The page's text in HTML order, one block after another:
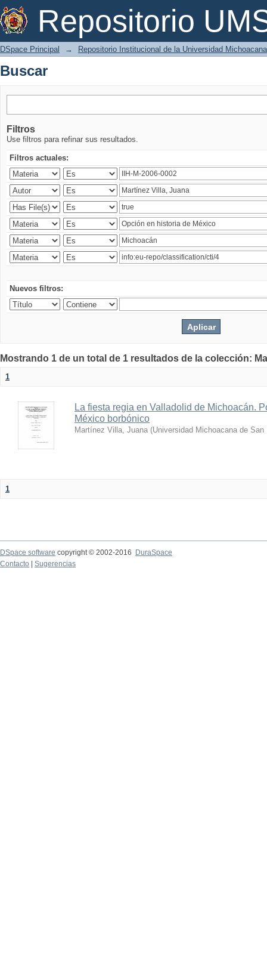
Repositorio
Buscar
DSpace Principal → Repositorio Institucional de la Universidad
Buscar
Filtros
Use filtros para refinar sus resultados.
Filtros actuales:
Nuevos filtros:
Mostrando 1 de un total de 1 resultados de la colección:
1
La fiesta regia en Valladolid de Michoacán.
México borbónico
Martínez Villa, Juana (Universidad Michoacana de
1
DSpace software copyright © 2002-2016
DuraSpace
Contacto
Sugerencias